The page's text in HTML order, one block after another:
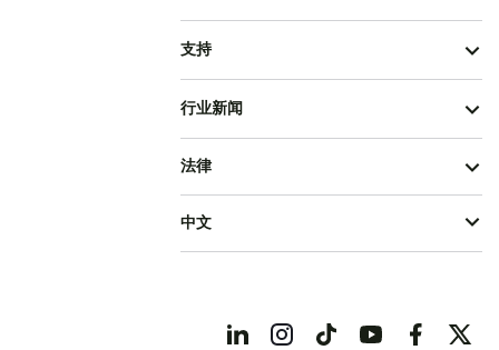
支持
行业新闻
法律
中文